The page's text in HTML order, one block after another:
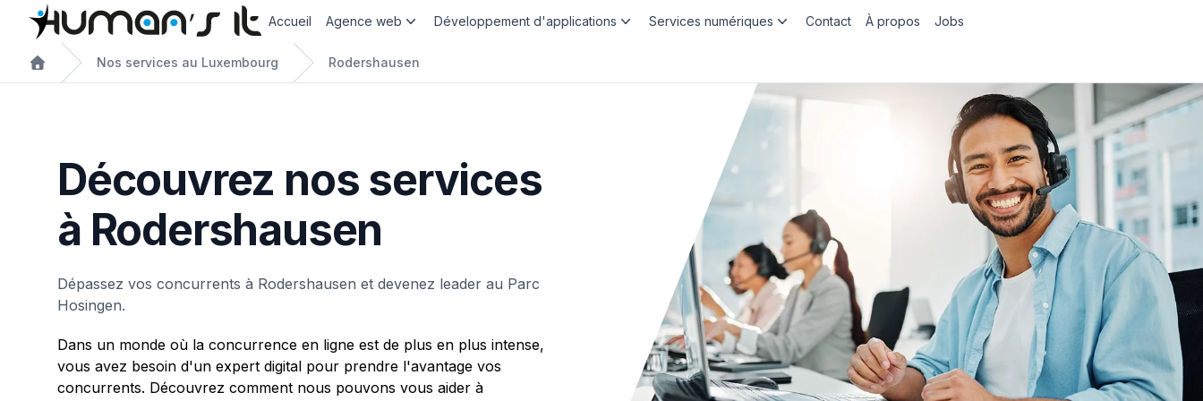
Accueil Agence web Développement d'applications Services numériques Contact À propos Jobs
Nos services au Luxembourg Rodershausen
Découvrez nos services
à Rodershausen
Dépassez vos concurrents à Rodershausen et devenez leader au Parc
Hosingen.
Dans un monde où la concurrence en ligne est de plus en plus intense,
vous avez besoin d'un expert digital pour prendre l'avantage vos
concurrents. Découvrez comment nous pouvons vous aider à